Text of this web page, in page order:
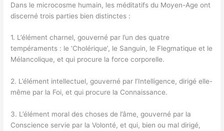
Dans le microcosme humain, les méditatifs du Moyen-Age ont
discerné trois parties bien distinctes :
1. L’élément charnel, gouverné par l’un des quatre
tempéraments : le ‘Cholérique’, le Sanguin, le Flegmatique et le
Mélancolique, et qui procure la force corporelle.
2. L’élément intellectuel, gouverné par l’Intelligence, dirigé elle-
même par la Foi, et qui procure la Connaissance.
3. L’élément moral des choses de l’âme, gouverné par la
Conscience servie par la Volonté, et qui, bien ou mal dirigé,